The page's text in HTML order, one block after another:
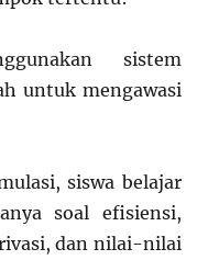
sistem
untuk mengawasi
siswa belajar
soal efisiensi,
dan nilai-nilai